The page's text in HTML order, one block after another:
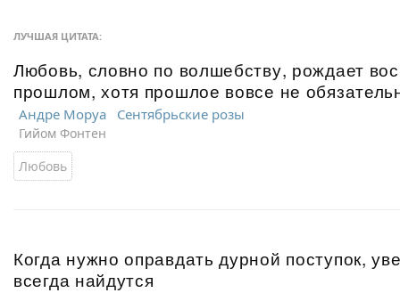
ЛУЧШАЯ ЦИТАТА:
Любовь, словно по волшебству, рождает
прошлом, хотя прошлое вовсе не
Андре Моруа Сентябрьские розы
Гийом Фонтен
Любовь
Когда нужно оправдать дурной поступок,
всегда найдутся